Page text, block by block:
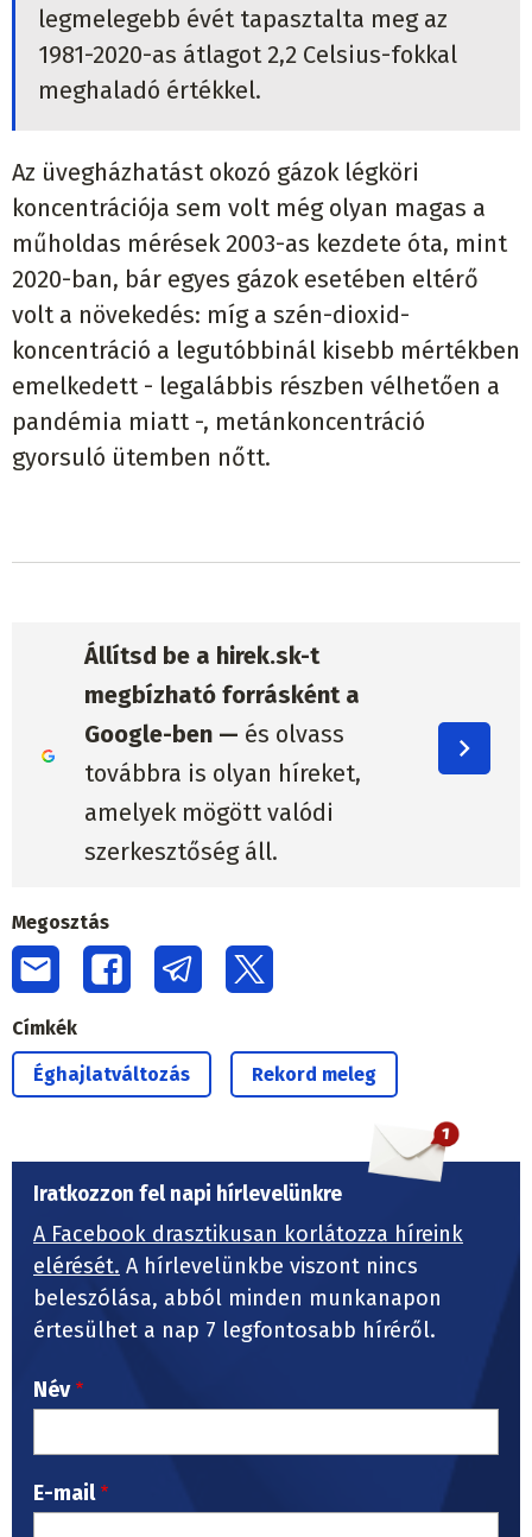
legmelegebb évét tapasztalta meg az
1981-2020-as átlagot 2,2 Celsius-fokkal
meghaladó értékkel.
Az üvegházhatást okozó gázok légköri
koncentrációja sem volt még olyan magas a
műholdas mérések 2003-as kezdete óta, mint
2020-ban, bár egyes gázok esetében eltérő
volt a növekedés: míg a szén-dioxid-
koncentráció a legutóbbinál kisebb mértékben
emelkedett - legalábbis részben vélhetően a
pandémia miatt -, metánkoncentráció
gyorsuló ütemben nőtt.
Állítsd be a hirek.sk-t
megbízható forrásként a
Google-ben — és olvass
továbbra is olyan híreket,
amelyek mögött valódi
szerkesztőség áll.
Megosztás
Címkék
Éghajlatváltozás Rekord meleg
Iratkozzon fel napi hírlevelünkre
A Facebook drasztikusan korlátozza híreink
elérését. A hírlevelünkbe viszont nincs
beleszólása, abból minden munkanapon
értesülhet a nap 7 legfontosabb híréről.
Név
E-mail